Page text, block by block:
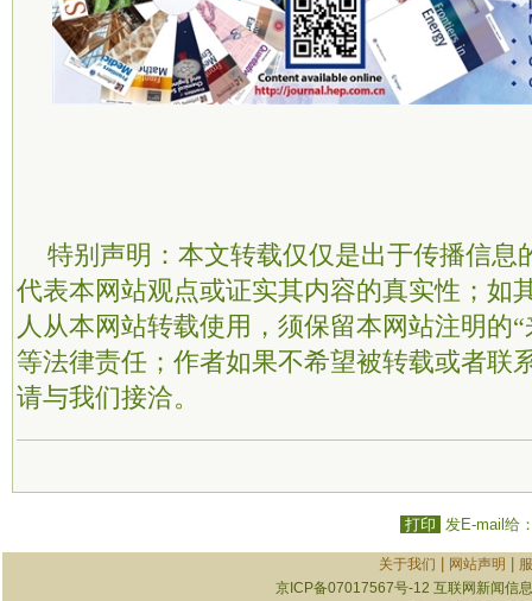
特别声明：本文转载仅仅是出于传播信息
代表本网站观点或证实其内容的真实性；如
人从本网站转载使用，须保留本网站注明的
等法律责任；作者如果不希望被转载或者联
请与我们接洽。
打印 发E-mail给
关于我们 网站声明
京ICP备07017567号-12 互联网新闻信